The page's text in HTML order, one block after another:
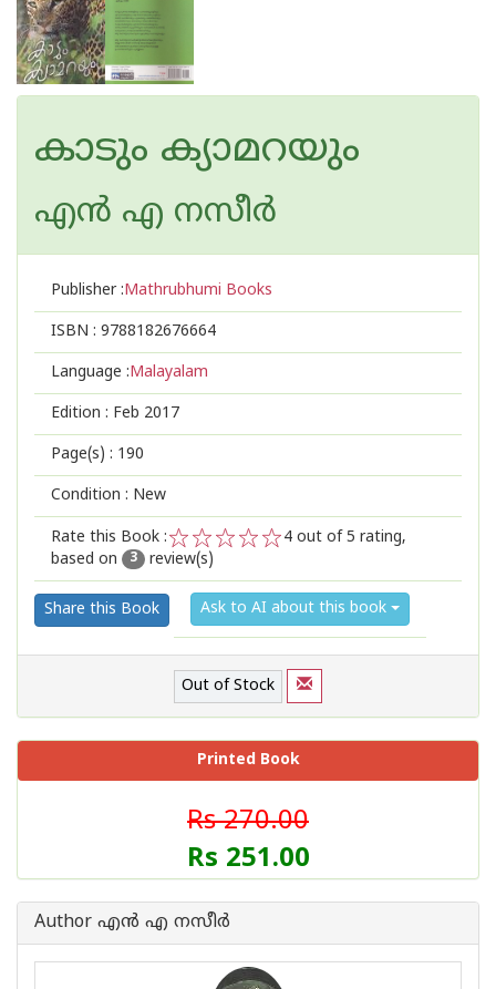
കാടും ക്യാമറയും
എന്‍ എ നസീര്‍
Publisher :Mathrubhumi Books
ISBN : 9788182676664
Language :Malayalam
Edition : Feb 2017
Page(s) : 190
Condition : New
Rate this Book :
2
1
4 out of 5 rating,
based on
3 review(s)
Share this Book Ask to AI about this book
Out of Stock
Printed Book
Rs 270.00
Rs 251.00
Author എന്‍ എ നസീര്‍